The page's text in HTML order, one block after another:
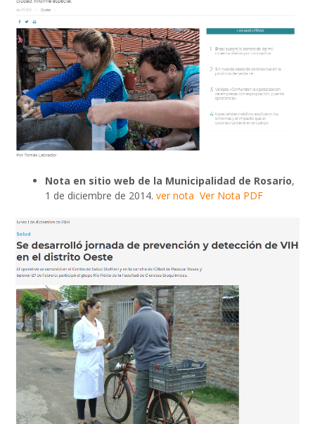
Nota en sitio web de la Municipalidad de Rosario,
1 de diciembre de 2014. ver nota Ver Nota PDF